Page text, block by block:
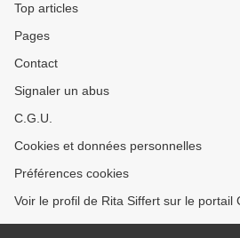
Top articles
Pages
Contact
Signaler un abus
C.G.U.
Cookies et données personnelles
Préférences cookies
Voir le profil de Rita Siffert sur le portail